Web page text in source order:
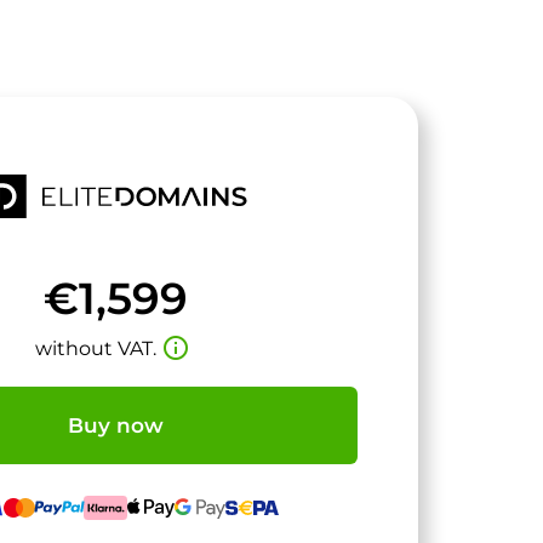
€1,599
without VAT. info_outline
Buy now